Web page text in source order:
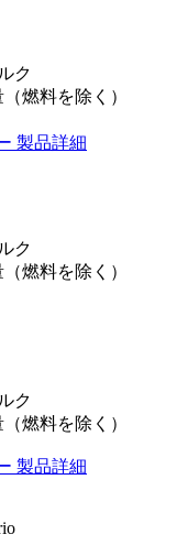
ク
燃料を除く）
製品詳細
ク
燃料を除く）
ク
燃料を除く）
製品詳細